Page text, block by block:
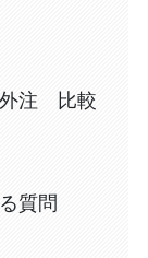
注 比較
質問